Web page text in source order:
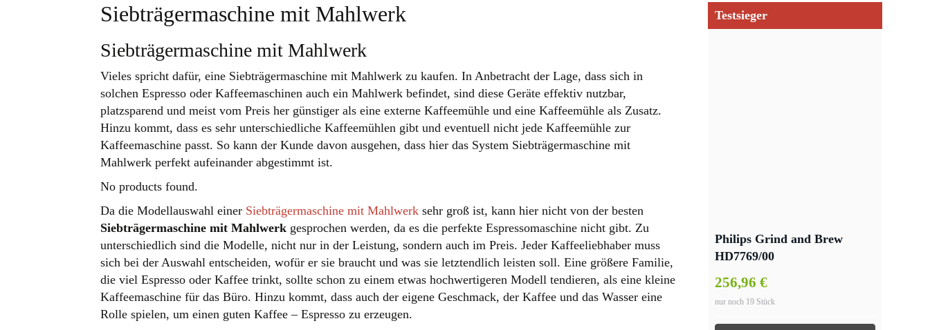
Siebträgermaschine mit Mahlwerk
Siebträgermaschine mit Mahlwerk
Vieles spricht dafür, eine Siebträgermaschine mit Mahlwerk zu kaufen. In Anbetracht der Lage, dass sich in
solchen Espresso oder Kaffeemaschinen auch ein Mahlwerk befindet, sind diese Geräte effektiv nutzbar,
platzsparend und meist vom Preis her günstiger als eine externe Kaffeemühle und eine Kaffeemühle als Zusatz.
Hinzu kommt, dass es sehr unterschiedliche Kaffeemühlen gibt und eventuell nicht jede Kaffeemühle zur
Kaffeemaschine passt. So kann der Kunde davon ausgehen, dass hier das System Siebträgermaschine mit
Mahlwerk perfekt aufeinander abgestimmt ist.
No products found.
Da die Modellauswahl einer Siebträgermaschine mit Mahlwerk sehr groß ist, kann hier nicht von der besten
Siebträgermaschine mit Mahlwerk gesprochen werden, da es die perfekte Espressomaschine nicht gibt. Zu
unterschiedlich sind die Modelle, nicht nur in der Leistung, sondern auch im Preis. Jeder Kaffeeliebhaber muss
sich bei der Auswahl entscheiden, wofür er sie braucht und was sie letztendlich leisten soll. Eine größere Familie,
die viel Espresso oder Kaffee trinkt, sollte schon zu einem etwas hochwertigeren Modell tendieren, als eine kleine
Kaffeemaschine für das Büro. Hinzu kommt, dass auch der eigene Geschmack, der Kaffee und das Wasser eine
Rolle spielen, um einen guten Kaffee – Espresso zu erzeugen.
Testsieger
Philips Grind and Brew
HD7769/00
Mahlwerk
256,96 €
nur noch 19 Stück